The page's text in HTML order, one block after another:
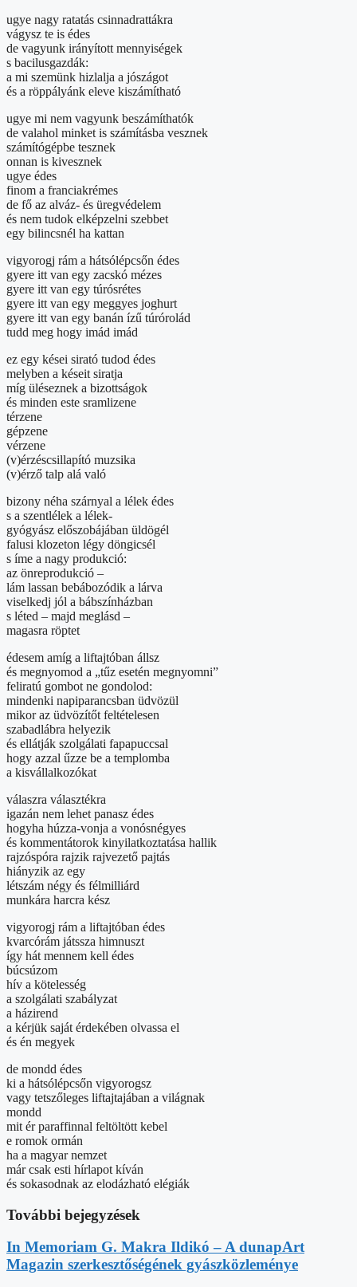
ugye nagy ratatás csinnadrattákra
vágysz te is édes
de vagyunk irányított mennyiségek
s bacilusgazdák:
a mi szemünk hizlalja a jószágot
és a röppályánk eleve kiszámítható
ugye mi nem vagyunk beszámíthatók
de valahol minket is számításba vesznek
számítógépbe tesznek
onnan is kivesznek
ugye édes
finom a franciakrémes
de fő az alváz- és üregvédelem
és nem tudok elképzelni szebbet
egy bilincsnél ha kattan
vigyorogj rám a hátsólépcsőn édes
gyere itt van egy zacskó mézes
gyere itt van egy túrósrétes
gyere itt van egy meggyes joghurt
gyere itt van egy banán ízű túrórolád
tudd meg hogy imád imád
ez egy kései sirató tudod édes
melyben a késeit siratja
míg üléseznek a bizottságok
és minden este sramlizene
térzene
gépzene
vérzene
(v)érzéscsillapító muzsika
(v)érző talp alá való
bizony néha szárnyal a lélek édes
s a szentlélek a lélek-
gyógyász előszobájában üldögél
falusi klozeton légy döngicsél
s íme a nagy produkció:
az önreprodukció –
lám lassan bebábozódik a lárva
viselkedj jól a bábszínházban
s léted – majd meglásd –
magasra röptet
édesem amíg a liftajtóban állsz
és megnyomod a „tűz esetén megnyomni”
feliratú gombot ne gondolod:
mindenki napiparancsban üdvözül
mikor az üdvözítőt feltételesen
szabadlábra helyezik
és ellátják szolgálati fapapuccsal
hogy azzal űzze be a templomba
a kisvállalkozókat
válaszra választékra
igazán nem lehet panasz édes
hogyha húzza-vonja a vonósnégyes
és kommentátorok kinyilatkoztatása hallik
rajzóspóra rajzik rajvezető pajtás
hiányzik az egy
létszám négy és félmilliárd
munkára harcra kész
vigyorogj rám a liftajtóban édes
kvarcórám játssza himnuszt
így hát mennem kell édes
búcsúzom
hív a kötelesség
a szolgálati szabályzat
a házirend
a kérjük saját érdekében olvassa el
és én megyek
de mondd édes
ki a hátsólépcsőn vigyorogsz
vagy tetszőleges liftajtajában a világnak
mondd
mit ér paraffinnal feltöltött kebel
e romok ormán
ha a magyar nemzet
már csak esti hírlapot kíván
és sokasodnak az elodázható elégiák
További bejegyzések
In Memoriam G. Makra Ildikó – A dunapArt
Magazin szerkesztőségének gyászközleménye